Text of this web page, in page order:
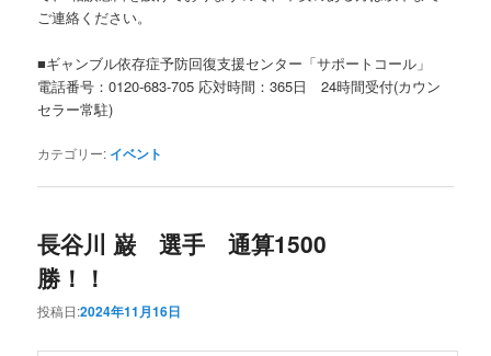
ご連絡ください。
■ギャンブル依存症予防回復支援センター「サポートコール」
電話番号：0120-683-705 応対時間：365日24時間受付(カウン
セラー常駐)
カテゴリー: イベント
長谷川 巌 選手 通算1500
勝！！
投稿日:2024年11月16日